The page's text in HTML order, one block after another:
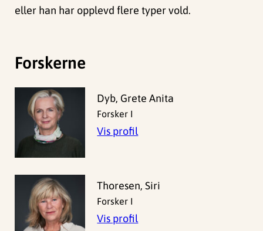
eller han har opplevd flere typer vold.
Forskerne
Dyb, Grete Anita
Forsker I
Vis profil
Thoresen, Siri
Forsker I
Vis profil